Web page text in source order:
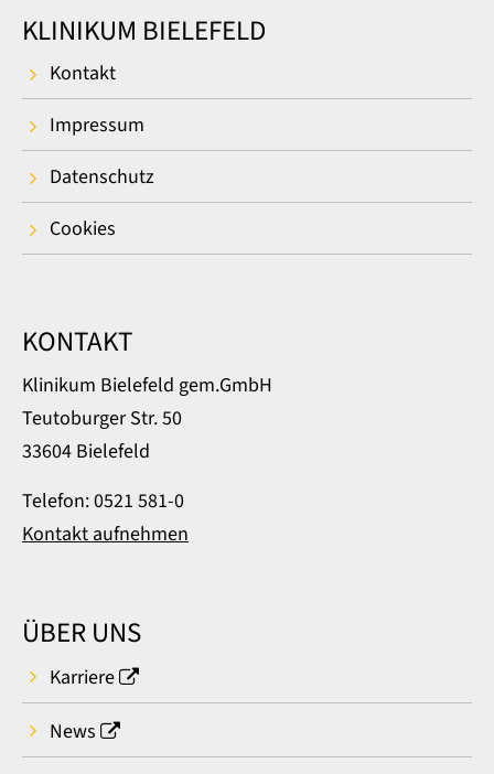
KLINIKUM BIELEFELD
Kontakt
Impressum
Datenschutz
Cookies
KONTAKT
Klinikum Bielefeld gem.GmbH
Teutoburger Str. 50
33604 Bielefeld
Telefon: 0521 581-0
Kontakt aufnehmen
ÜBER UNS
Karriere
News